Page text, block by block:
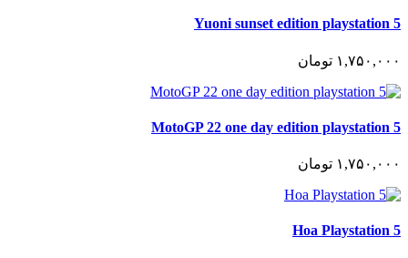
Yuoni sunset edition playstation 5
١,٧۵٠,٠٠٠ تومان
MotoGP 22 one day edition playstation 5
١,٧۵٠,٠٠٠ تومان
Hoa Playstation 5